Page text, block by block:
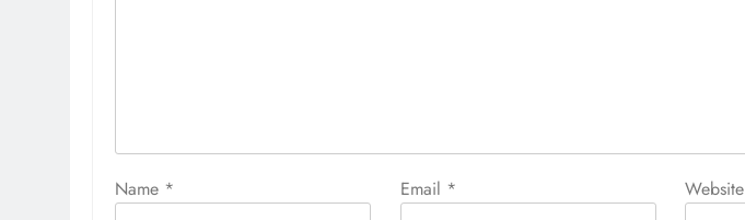
Name * Email * Website